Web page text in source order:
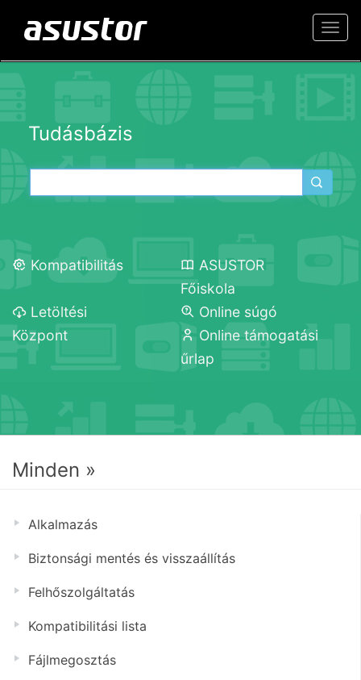
Tudásbázis
Kompatibilitás
ASUSTOR
Főiskola
Letöltési
Központ
Online súgó
Online támogatási
űrlap
Minden »
Alkalmazás
Biztonsági mentés és visszaállítás
Felhőszolgáltatás
Kompatibilitási lista
Fájlmegosztás